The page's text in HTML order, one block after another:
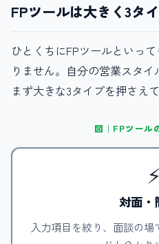
FPツールは大きく3タ
ひとくちにFPツールといっ
りません。自分の営業スタイ
まず大きな3タイプを押さえ
図｜FPツール
⚡
対面・
入力項目を絞り、面談の